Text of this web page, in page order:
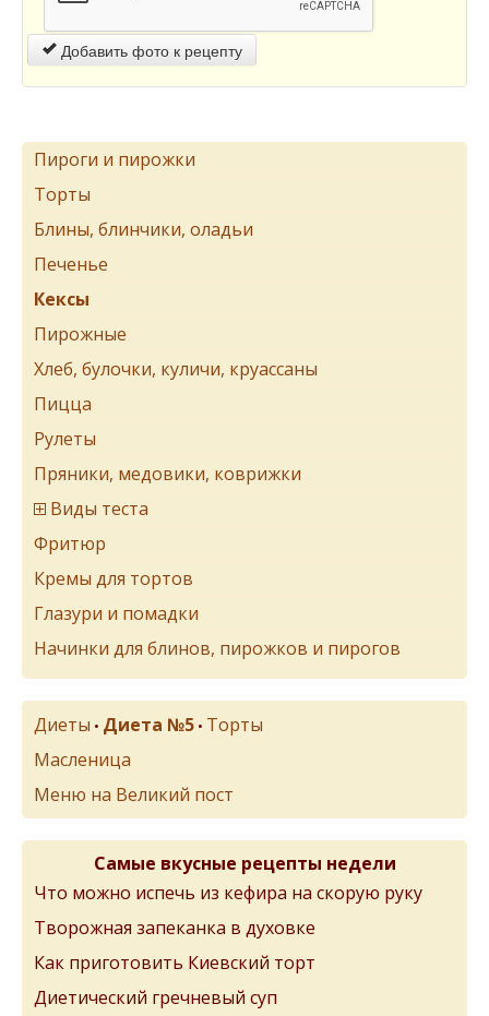
Добавить фото к рецепту
Пироги и пирожки
Торты
Блины, блинчики, оладьи
Печенье
Кексы
Пирожные
Хлеб, булочки, куличи, круассаны
Пицца
Рулеты
Пряники, медовики, коврижки
Виды теста
Фритюр
Кремы для тортов
Глазури и помадки
Начинки для блинов, пирожков и пирогов
Диеты • Диета №5 • Торты
Масленица
Меню на Великий пост
Самые вкусные рецепты недели
Что можно испечь из кефира на скорую руку
Творожная запеканка в духовке
Как приготовить Киевский торт
Диетический гречневый суп